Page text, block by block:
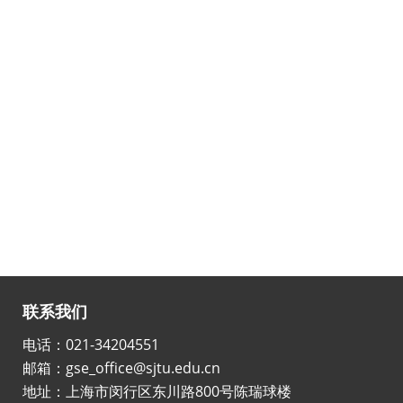
联系我们
电话：021-34204551
邮箱：gse_office@sjtu.edu.cn
地址：上海市闵行区东川路800号陈瑞球楼